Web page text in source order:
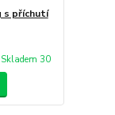
s příchutí
Skladem 30